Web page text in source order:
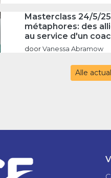
Masterclass 24/5/
métaphores: des
au service d'un
doorVanessa Abramow
Alle